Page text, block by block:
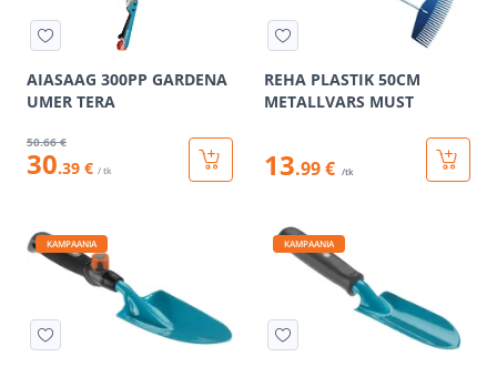
AIASAAG 300PP GARDENA
UMER TERA
50.66 €
30.39 € / tk
REHA PLASTIK 50CM
METALLVARS MUST
13.99 € /tk
KAMPAANIA KAMPAANIA